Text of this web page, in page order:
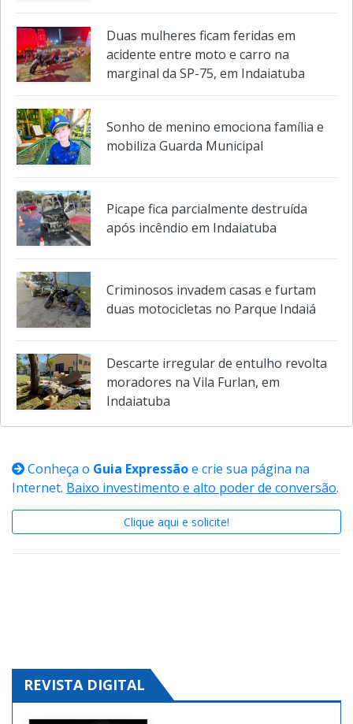
Duas mulheres ficam feridas em
acidente entre moto e carro na
marginal da SP-75, em Indaiatuba
Sonho de menino emociona família e
mobiliza Guarda Municipal
Picape fica parcialmente destruída
após incêndio em Indaiatuba
Criminosos invadem casas e furtam
duas motocicletas no Parque Indaiá
Descarte irregular de entulho revolta
moradores na Vila Furlan, em
Indaiatuba
Conheça o Guia Expressãoe crie sua página na
Internet. Baixo investimento e alto poder de conversão.
Clique aqui e solicite!
REVISTA DIGITAL